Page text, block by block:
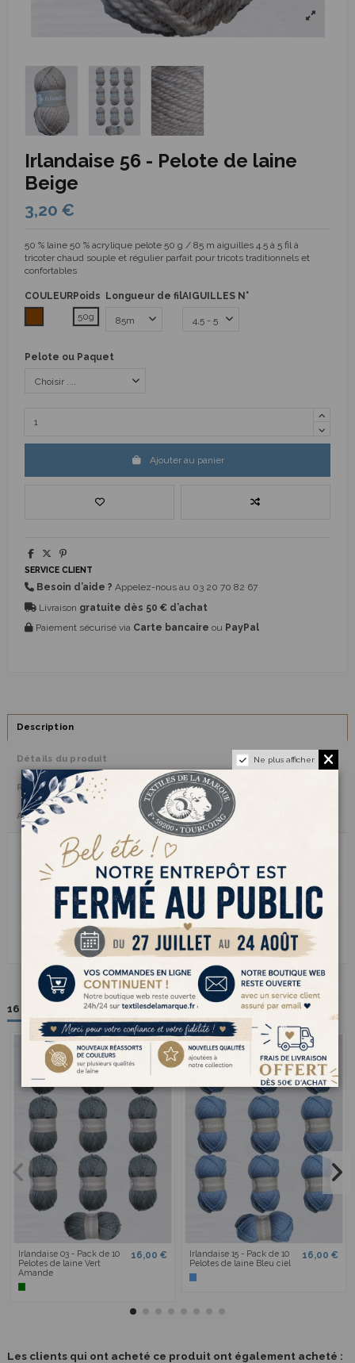
Irlandaise 56 - Pelote de laine
Beige
3,20 €
50 % laine 50 % acrylique pelote 50 g / 85 m aiguilles 4.5 à 5 fil à
tricoter chaud souple et régulier parfait pour tricots traditionnels et
confortables
COULEURPoids
50g
Longueur de filAIGUILLES N°
Pelote ou Paquet
Ajouter au panier
SERVICE CLIENT
Besoin d’aide ? Appelez-nous au 03 20 70 82 67
Livraison gratuite dès 50 € d’achat
Paiement sécurisé via Carte bancaire ou PayPal
Description
Détails du produit
Reviews(0)
Avis clients
IRLANDAISE cest le fil à tricoter qui sent bon les tricots authentiques et
les soirées au coin du feu. Avec son mélange équilibré de laine et
dacrylique il allie chaleur naturelle et facilité dentretien. Doux et
agréable à travailler il se tricote comme un charme pour des pulls à
torsades des gilets bien chauds ou des accessoires rustiques pleins de
charme. Solide et moelleux il garde sa forme dans le temps. le fil à
tricoter parfait pour des créations au style classique et au confort
intemporel
16 autres produits dans la même catégorie :
Irlandaise 03 - Pack de 10
Pelotes de laine Vert
Amande
16,00 €
Irlandaise 15 - Pack de 10
Pelotes de laine Bleu ciel
16,00 €
Les clients qui ont acheté ce produit ont également acheté :
Ne plus afficher